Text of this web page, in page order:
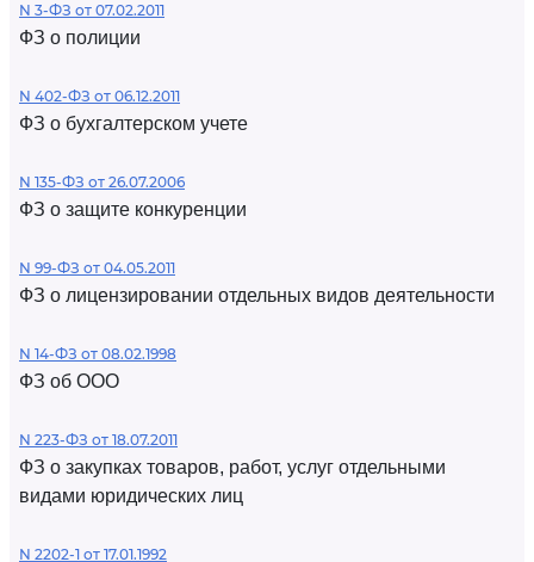
N 3-ФЗ от 07.02.2011
ФЗ о полиции
N 402-ФЗ от 06.12.2011
ФЗ о бухгалтерском учете
N 135-ФЗ от 26.07.2006
ФЗ о защите конкуренции
N 99-ФЗ от 04.05.2011
ФЗ о лицензировании отдельных видов деятельности
N 14-ФЗ от 08.02.1998
ФЗ об ООО
N 223-ФЗ от 18.07.2011
ФЗ о закупках товаров, работ, услуг отдельными
видами юридических лиц
N 2202-1 от 17.01.1992